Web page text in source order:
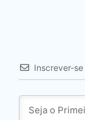
Inscrever-se